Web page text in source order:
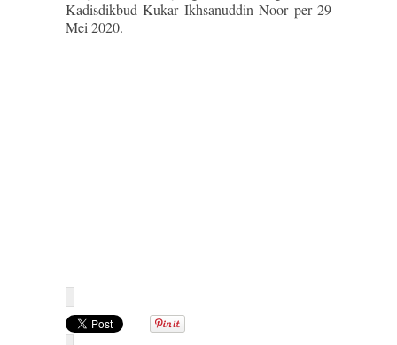
Kadisdikbud Kukar Ikhsanuddin Noor per 29
Mei 2020.